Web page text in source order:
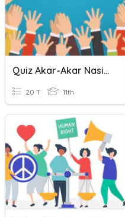
Quiz Akar-Akar Nasionalisme Dan Demokrasi
20 T 11th